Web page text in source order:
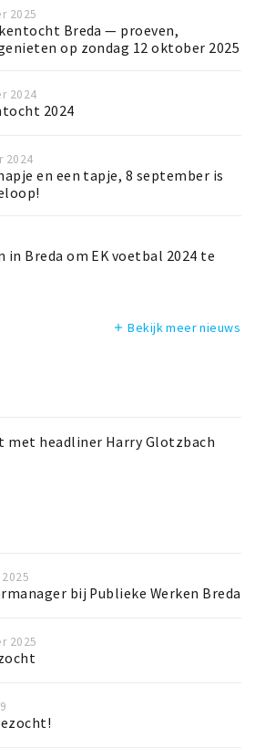
2025
Breda — proeven,
op zondag 12 oktober 2025
2024
2024
2024
en een tapje, 8 september is
in Breda om EK voetbal 2024 te
add Bekijk meer nieuws
met headliner Harry Glotzbach
bij Publieke Werken Breda
2025